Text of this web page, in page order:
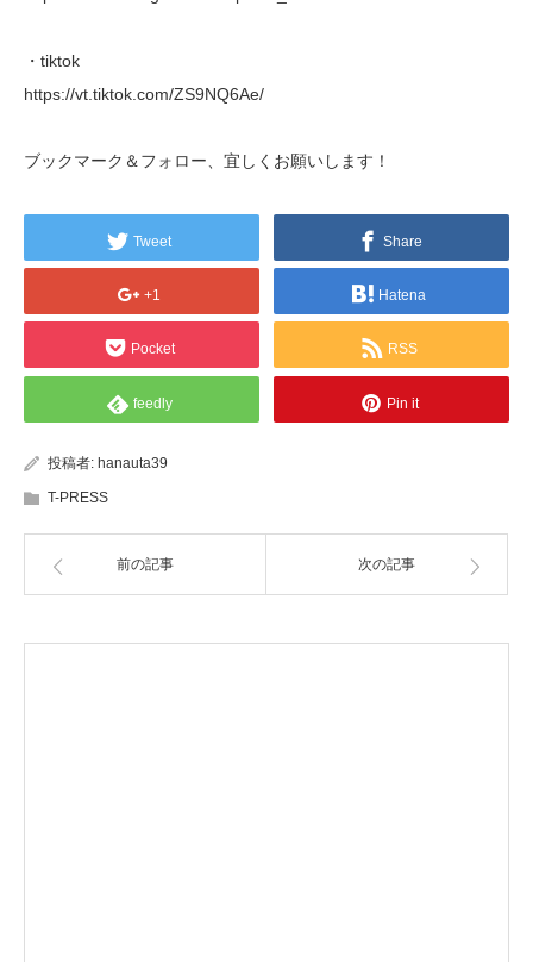
・tiktok
https://vt.tiktok.com/ZS9NQ6Ae/
ブックマーク＆フォロー、宜しくお願いします！
Tweet Share
+1 Hatena
Pocket RSS
feedly Pin it
投稿者: hanauta39
T-PRESS
前の記事 次の記事